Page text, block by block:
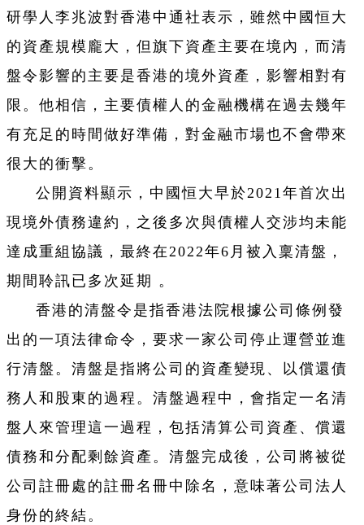
研學人李兆波對香港中通社表示，雖然中國恒大
的資產規模龐大，但旗下資產主要在境內，而清
盤令影響的主要是香港的境外資產，影響相對有
限。他相信，主要債權人的金融機構在過去幾年
有充足的時間做好準備，對金融市場也不會帶來
很大的衝擊。
公開資料顯示，中國恒大早於2021年首次出
現境外債務違約，之後多次與債權人交涉均未能
達成重組協議，最終在2022年6月被入稟清盤，
期間聆訊已多次延期 。
香港的清盤令是指香港法院根據公司條例發
出的一項法律命令，要求一家公司停止運營並進
行清盤。清盤是指將公司的資產變現、以償還債
務人和股東的過程。清盤過程中，會指定一名清
盤人來管理這一過程，包括清算公司資產、償還
債務和分配剩餘資產。清盤完成後，公司將被從
公司註冊處的註冊名冊中除名，意味著公司法人
身份的終結。